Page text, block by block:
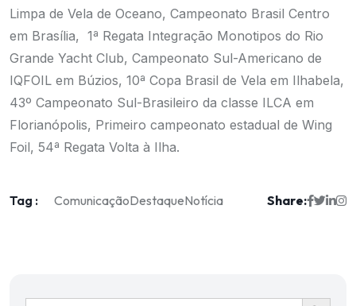
Limpa de Vela de Oceano, Campeonato Brasil Centro
em Brasília, 1ª Regata Integração Monotipos do Rio
Grande Yacht Club, Campeonato Sul-Americano de
IQFOIL em Búzios, 10ª Copa Brasil de Vela em Ilhabela,
43º Campeonato Sul-Brasileiro da classe ILCA em
Florianópolis, Primeiro campeonato estadual de Wing
Foil, 54ª Regata Volta à Ilha.
Tag : ComunicaçãoDestaqueNotícia Share:
Ir